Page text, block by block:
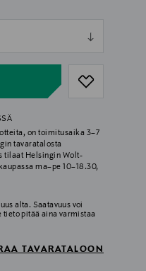
on toimitusaika 3–7
tavaratalosta
tilaat Helsingin Wolt-
ma–pe 10–18.30,
alta. Saatavuus voi
pitää aina varmistaa
TAVARATALOON